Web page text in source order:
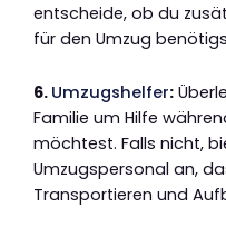
entscheide, ob du
für den Umzug
6. Umzugshelfer:
Familie um Hilfe
möchtest. Falls nicht,
Umzugspersonal an,
Transportieren und